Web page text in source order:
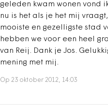
geleden kwam wonen vond
nu is het als je het mij
mooiste en gezelligste stad
hebben we voor een heel
van Reij. Dank je Jos.
mening met mij.
Op 23 oktober 2012, 14:03